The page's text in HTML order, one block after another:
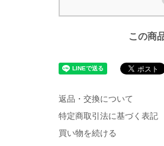
この商
返品・交換について
特定商取引法に基づく表記
買い物を続ける